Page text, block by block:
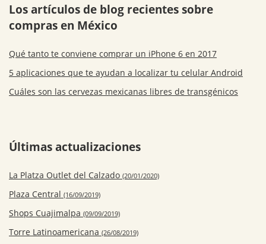
Los artículos de blog recientes sobre
compras en México
Qué tanto te conviene comprar un iPhone 6 en 2017
5 aplicaciones que te ayudan a localizar tu celular Android
Cuáles son las cervezas mexicanas libres de transgénicos
Últimas actualizaciones
La Platza Outlet del Calzado (20/01/2020)
Plaza Central (16/09/2019)
Shops Cuajimalpa (09/09/2019)
Torre Latinoamericana (26/08/2019)